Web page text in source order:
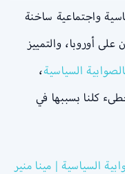
واجتماعية ساخنة
أوروبا، والتمييز
السياسية،
كلنا بسببها في
السياسية | مينا منير